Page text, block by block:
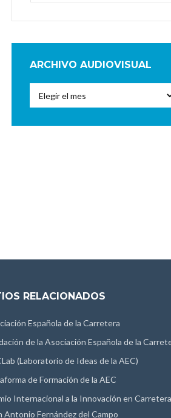
ARCHIVO AUDIOVISUAL
Audiovisual
RELACIONADOS
Española de la Carretera
de la Asociación Española de la
(Laboratorio de Ideas de la AEC)
de Formación de la AEC
Internacional a la Innovación en
Antonio Fernández del Campo